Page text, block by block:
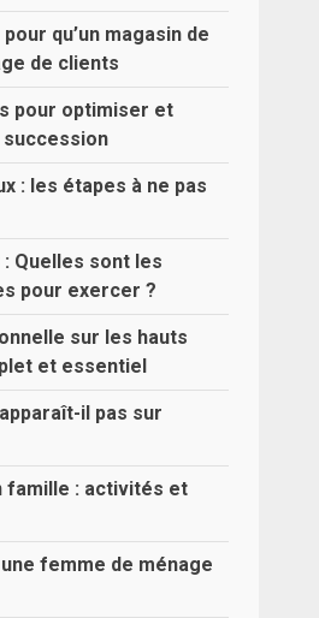
qu’un magasin de
de clients
pour optimiser et
: les étapes à ne pas
Quelles sont les
pour exercer ?
sur les hauts
et essentiel
il pas sur
famille : activités et
femme de ménage